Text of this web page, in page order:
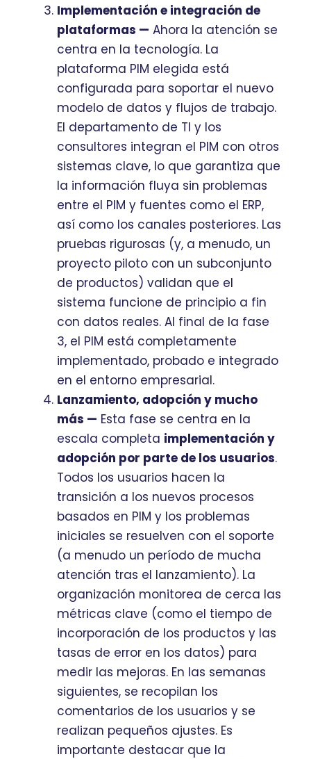
Implementación e integración de
plataformas — Ahora la atención se
centra en la tecnología. La
plataforma PIM elegida está
configurada para soportar el nuevo
modelo de datos y flujos de trabajo.
El departamento de TI y los
consultores integran el PIM con otros
sistemas clave, lo que garantiza que
la información fluya sin problemas
entre el PIM y fuentes como el ERP,
así como los canales posteriores. Las
pruebas rigurosas (y, a menudo, un
proyecto piloto con un subconjunto
de productos) validan que el
sistema funcione de principio a fin
con datos reales. Al final de la fase
3, el PIM está completamente
implementado, probado e integrado
en el entorno empresarial.
Lanzamiento, adopción y mucho
más — Esta fase se centra en la
escala completa implementación y
adopción por parte de los usuarios.
Todos los usuarios hacen la
transición a los nuevos procesos
basados en PIM y los problemas
iniciales se resuelven con el soporte
(a menudo un período de mucha
atención tras el lanzamiento). La
organización monitorea de cerca las
métricas clave (como el tiempo de
incorporación de los productos y las
tasas de error en los datos) para
medir las mejoras. En las semanas
siguientes, se recopilan los
comentarios de los usuarios y se
realizan pequeños ajustes. Es
importante destacar que la